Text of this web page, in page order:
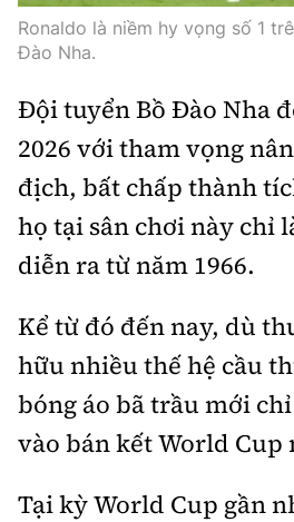
Nhà thầu
Mời thầu - Đấu thầu
Thi viết về GTVT
Gương sáng giao thông
Âm nhạc
Hậu trường sao
360 độ thể thao
Sản phẩm mới
Tư vấn
Thế giới
Thời sự Quốc tế
Hồ sơ tài liệu
Thế giới giao thông
Thế giới xây dựng
Du lịch
Khám phá
Lối sống
Video
Thời sự
Khám phá
Câu chuyện giao thông
Giải trí - Thể thao
Cơ quan chủ quản: Bộ Xây dựng
Giấy phép số: 03/GP-
Tòa soạn: Số 2 Nguyễn Công
Hà Nội.
Tổng biên tập:Nguyễn Thị
Ronaldo là niềm hy vọng số 1
Đào Nha.
Đội tuyển Bồ Đào Nha
2026 với tham vọng
địch, bất chấp thành
họ tại sân chơi này chỉ
diễn ra từ năm 1966.
Kể từ đó đến nay, dù
hữu nhiều thế hệ cầu
bóng áo bã trầu mới
vào bán kết World Cup
Tại kỳ World Cup gần